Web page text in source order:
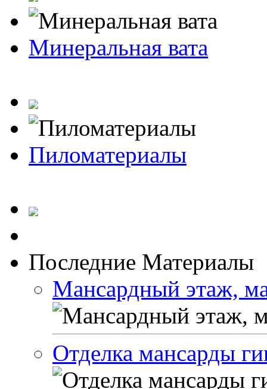
Минеральная вата
Пиломатериалы
Последние Материалы
Мансардный этаж,
Отделка мансарды